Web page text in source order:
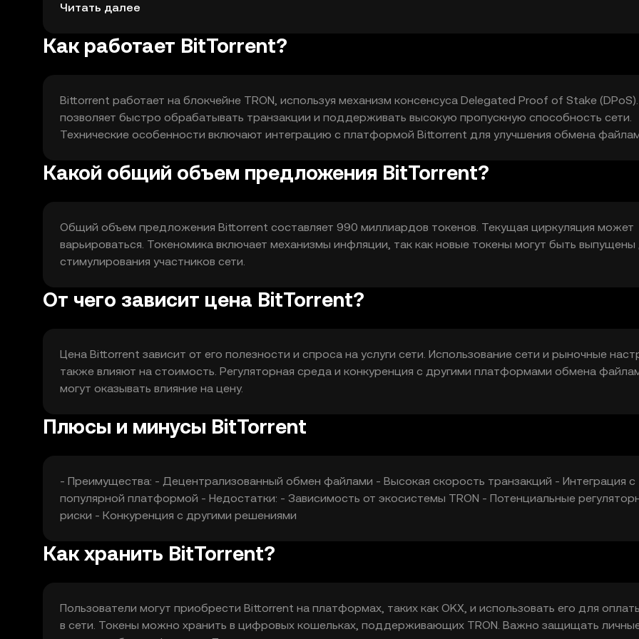
предоставление ресурсов.
Читать далее
Как работает BitTorrent?
Bittorrent работает на блокчейне TRON, используя механизм консенсуса Delegated Proof of Stake
позволяет быстро обрабатывать транзакции и поддерживать высокую пропускную способность сети.
Технические особенности включают интеграцию с платформой Bittorrent для улучшения обмена
Какой общий объем предложения BitTorrent?
Общий объем предложения Bittorrent составляет 990 миллиардов токенов. Текущая циркуляция может
варьироваться. Токеномика включает механизмы инфляции, так как новые токены могут быть выпущены
стимулирования участников сети.
От чего зависит цена BitTorrent?
Цена Bittorrent зависит от его полезности и спроса на услуги сети. Использование сети и рыночные
также влияют на стоимость. Регуляторная среда и конкуренция с другими платформами обмена
могут оказывать влияние на цену.
Плюсы и минусы BitTorrent
- Преимущества: - Децентрализованный обмен файлами - Высокая скорость транзакций - Интеграция с
популярной платформой - Недостатки: - Зависимость от экосистемы TRON - Потенциальные
риски - Конкуренция с другими решениями
Как хранить BitTorrent?
Пользователи могут приобрести Bittorrent на платформах, таких как OKX, и использовать его для
в сети. Токены можно хранить в цифровых кошельках, поддерживающих TRON. Важно защищать